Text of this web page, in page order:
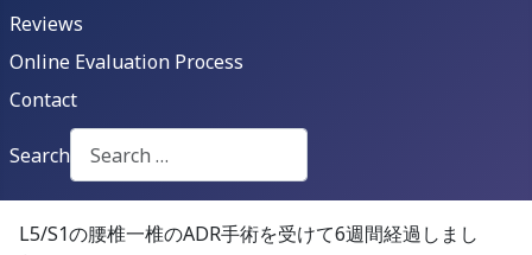
Reviews
Online Evaluation Process
Contact
Search
Type 2 or more characters for results.
L5/S1の腰椎一椎のADR手術を受けて6週間経過しまし